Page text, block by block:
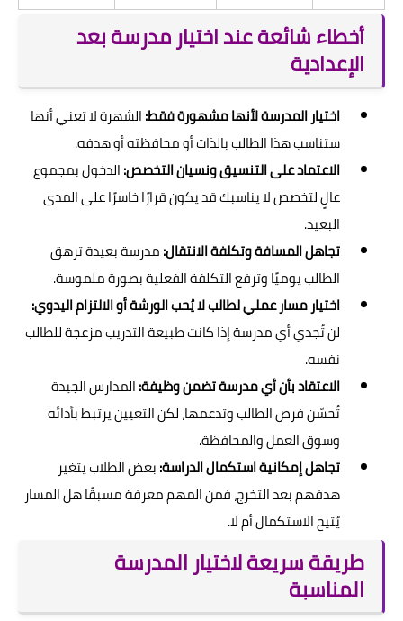
أخطاء شائعة عند اختيار مدرسة بعد
الإعدادية
اختيار المدرسة لأنها مشهورة فقط:الشهرة لا تعني أنها
ستناسب هذا الطالب بالذات أو محافظته أو هدفه.
الاعتماد على التنسيق ونسيان التخصص:الدخول بمجموع
عالٍ لتخصص لا يناسبك قد يكون قرارًا خاسرًا على المدى
البعيد.
تجاهل المسافة وتكلفة الانتقال:مدرسة بعيدة ترهق
الطالب يوميًا وترفع التكلفة الفعلية بصورة ملموسة.
اختيار مسار عملي لطالب لا يُحب الورشة أو الالتزام اليدوي:
لن تُجدي أي مدرسة إذا كانت طبيعة التدريب مزعجة للطالب
نفسه.
الاعتقاد بأن أي مدرسة تضمن وظيفة:المدارس الجيدة
تُحسّن فرص الطالب وتدعمها، لكن التعيين يرتبط بأدائه
وسوق العمل والمحافظة.
تجاهل إمكانية استكمال الدراسة:بعض الطلاب يتغير
هدفهم بعد التخرج، فمن المهم معرفة مسبقًا هل المسار
يُتيح الاستكمال أم لا.
طريقة سريعة لاختيار المدرسة
المناسبة